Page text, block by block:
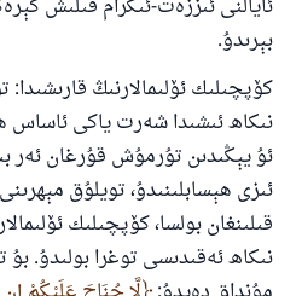
ئايالنى ئىززەت-ئىكرام قىلىش
بېرىدۇ.
كۆپچىلىك ئۆلىمالارنىڭ
نىكاھ ئىشىدا شەرت ياكى ئاساس
ئۇ يېڭىدىن تۇرمۇش قۇرغان ئەر
ئىزى ھېسابلىنىدۇ، تويلۇق
قىلىنغان بولسا، كۆپچىلىك
نىكاھ ئەقىدىسى توغرا بولىدۇ. بۇ